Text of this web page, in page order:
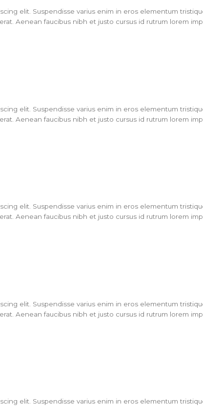
elit. Suspendisse varius enim in eros elementum
Aenean faucibus nibh et justo cursus id rutrum lorem
elit. Suspendisse varius enim in eros elementum
Aenean faucibus nibh et justo cursus id rutrum lorem
elit. Suspendisse varius enim in eros elementum
Aenean faucibus nibh et justo cursus id rutrum lorem
elit. Suspendisse varius enim in eros elementum
Aenean faucibus nibh et justo cursus id rutrum lorem
elit. Suspendisse varius enim in eros elementum